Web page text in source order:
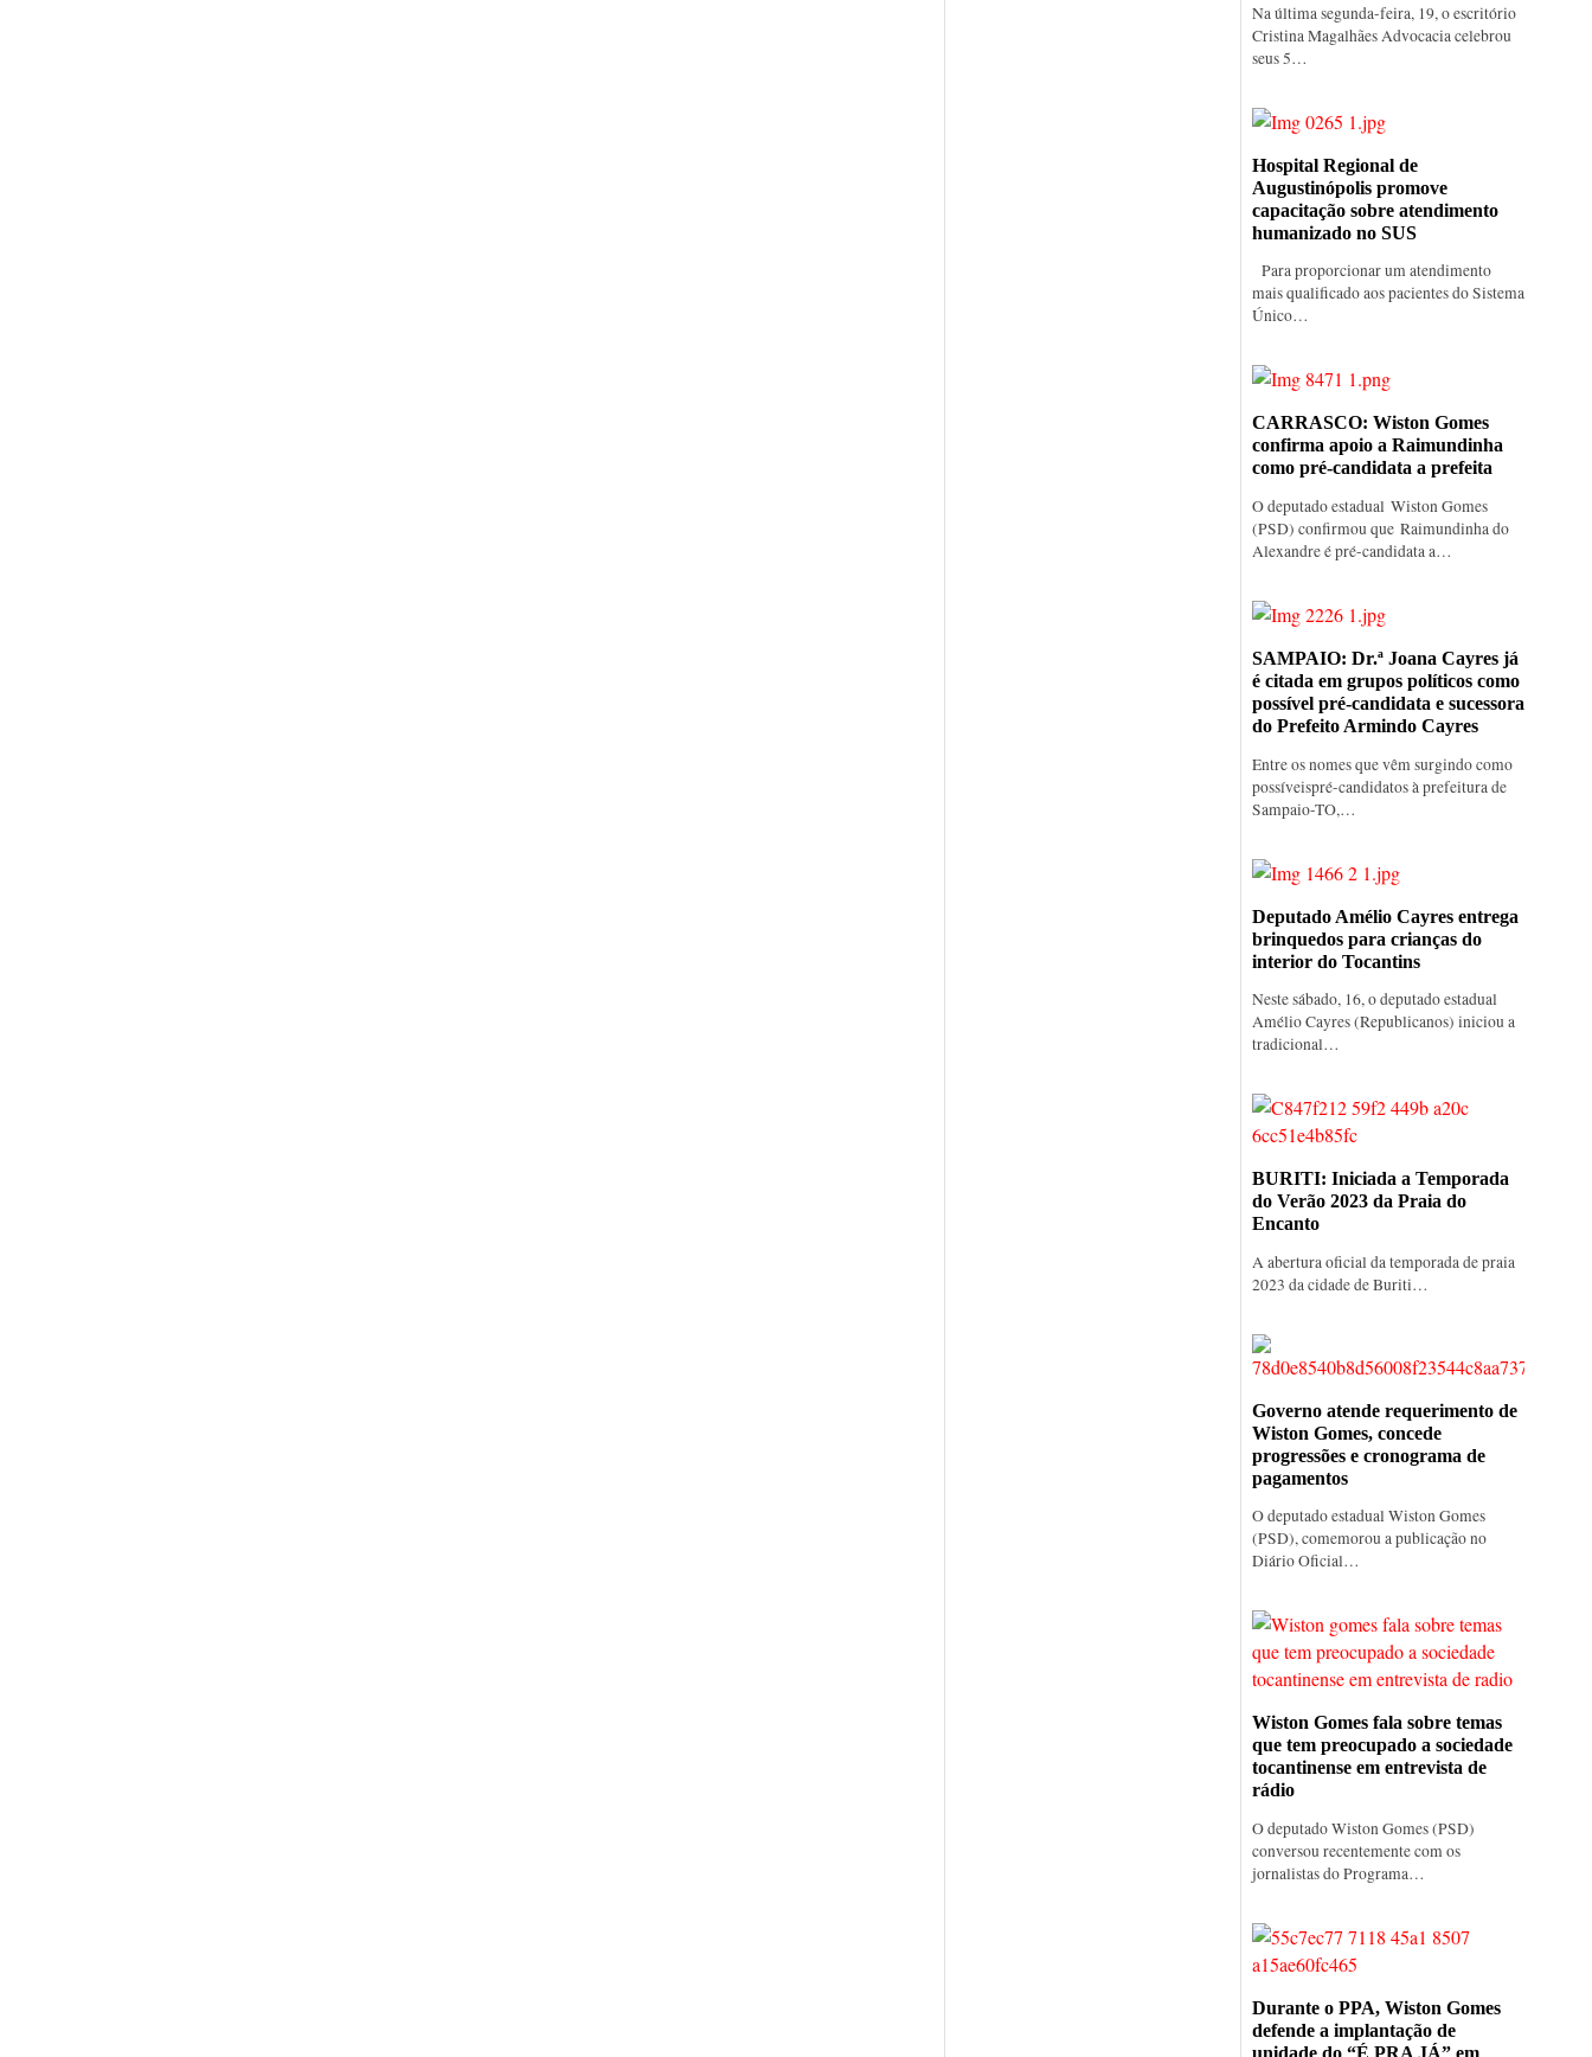
Na última segunda-feira, 19, o escritório
Cristina Magalhães Advocacia celebrou
seus 5…
Hospital Regional de
Augustinópolis promove
capacitação sobre atendimento
humanizado no SUS
Para proporcionar um atendimento
mais qualificado aos pacientes do Sistema
Único…
CARRASCO: Wiston Gomes
confirma apoio a Raimundinha
como pré-candidata a prefeita
O deputado estadual Wiston Gomes
(PSD) confirmou que Raimundinha do
Alexandre é pré-candidata a…
SAMPAIO: Dr.ª Joana Cayres já
é citada em grupos políticos como
possível pré-candidata e sucessora
do Prefeito Armindo Cayres
Entre os nomes que vêm surgindo como
possíveispré-candidatos à prefeitura de
Sampaio-TO,…
Deputado Amélio Cayres entrega
brinquedos para crianças do
interior do Tocantins
Neste sábado, 16, o deputado estadual
Amélio Cayres (Republicanos) iniciou a
tradicional…
BURITI: Iniciada a Temporada
do Verão 2023 da Praia do
Encanto
A abertura oficial da temporada de praia
2023 da cidade de Buriti…
Governo atende requerimento de
Wiston Gomes, concede
progressões e cronograma de
pagamentos
O deputado estadual Wiston Gomes
(PSD), comemorou a publicação no
Diário Oficial…
Wiston Gomes fala sobre temas
que tem preocupado a sociedade
tocantinense em entrevista de
rádio
O deputado Wiston Gomes (PSD)
conversou recentemente com os
jornalistas do Programa…
Durante o PPA, Wiston Gomes
defende a implantação de
unidade do “É PRA JÁ” em